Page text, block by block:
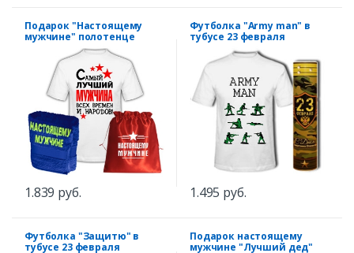
Подарок "Настоящему
мужчине" полотенце
1.839 руб.
Футболка "Army man" в
тубусе 23 февраля
1.495 руб.
Футболка "Защитю" в
тубусе 23 февраля
Подарок настоящему
мужчине "Лучший дед"